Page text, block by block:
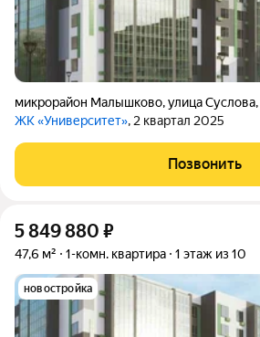
микрорайон Малышково,улица Суслова,
ЖК «Университет», 2 квартал 2025
Позвонить
5 849 880 ₽
47,6 м² 1-комн. квартира 1 этаж из 10
новостройка